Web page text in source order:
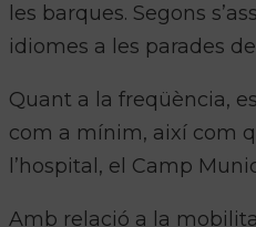
les barques. Segons
idiomes a les parades
Quant a la freqüència,
com a mínim, així com
l’hospital, el Camp
Amb relació a la